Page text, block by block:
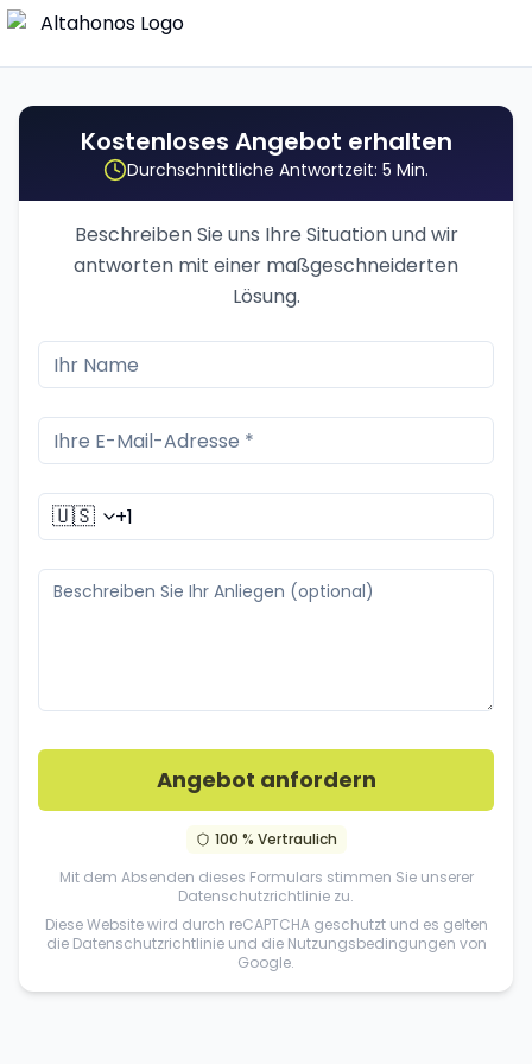
Kostenloses Angebot erhalten
Durchschnittliche Antwortzeit: 5 Min.
Beschreiben Sie uns Ihre Situation und wir
antworten mit einer maßgeschneiderten
Lösung.
🇺🇸
Angebot anfordern
100 % Vertraulich
Mit dem Absenden dieses Formulars stimmen Sie unserer
Datenschutzrichtlinie zu.
Diese Website wird durch reCAPTCHA geschutzt und es gelten
die Datenschutzrichtlinie und die Nutzungsbedingungen von
Google.